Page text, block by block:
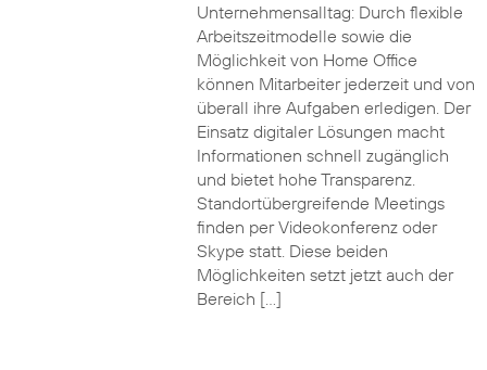
Unternehmensalltag: Durch flexible
Arbeitszeitmodelle sowie die
Möglichkeit von Home Office
können Mitarbeiter jederzeit und von
überall ihre Aufgaben erledigen. Der
Einsatz digitaler Lösungen macht
Informationen schnell zugänglich
und bietet hohe Transparenz.
Standortübergreifende Meetings
finden per Videokonferenz oder
Skype statt. Diese beiden
Möglichkeiten setzt jetzt auch der
Bereich […]